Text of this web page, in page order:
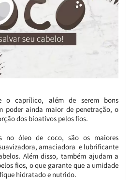
caprílico, além de serem bons
poder ainda maior de penetração, o
dos bioativos pelos fios.
no óleo de coco, são os maiores
amaciadora e lubrificante
Além disso, também ajudam a
fios, o que garante que a umidade
hidratado e nutrido.